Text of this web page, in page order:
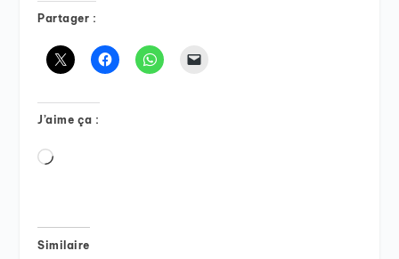
Partager :
J’aime ça :
Chargement…
Similaire